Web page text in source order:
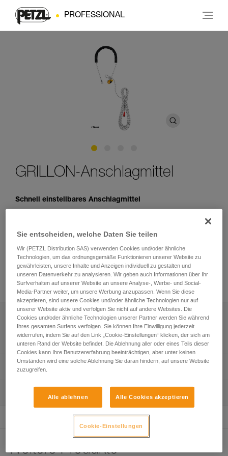
PROFESSIONAL
GRILLON-Anschlagmittel
Schnell einstellbares Anschlagmittel
schnellen Einrichten eines festen Anschlagpunktes. Die
integrierten Spannvorrichtung spielend leicht anpassen. Die
abnehmbare Schutzhülle erleichtert den Durchlauf des Seils
und schützt es vor rauen Auflagepunkten. Es ist in vier
Längen erhältlich.
Leistungsverzeichnis
Einfach zu bedienen:
- Ermöglicht die schnelle Installation einer auf eine Länge
von über zwei Metern einstellbaren Anschlageinrichtung.
- Stufenloses Einstellsystem zum einfachen Anpassen der
das Verbindungselement in der richtigen Position und
Die Schutzhülle schützt das Seil gegen Abrieb an rauen
Auflagepunkten und erleichtert den Durchlauf des Seils.
Erhältlich in vier Längen: 2, 3, 4 und 5 m. Die Länge des
Technische Spezifikationen
Material: Polyamid, Polyester, Aluminium
Zugrundeliegende Spezifikationen
Verpackung : 1
Technische Informationen
Das PDF herunterladen technical-notice GRILLON-3
Konformitätserklärung
Das PDF herunterladen UE-Declaration-L052xAXX-
Pflegeempfehlungen für Ihre Ausrüstung
Weitere Produkte
Sie entscheiden, welche Daten Sie teilen
Wir (PETZL Distribution SAS) verwenden Cookies und/oder ähnliche
Technologien, um das ordnungsgemäße Funktionieren unserer Website zu
gewährleisten, unsere Inhalte und Anzeigen individuell zu gestalten und
unseren Datenverkehr zu analysieren. Wir geben auch Informationen über Ihr
Surfverhalten auf unserer Website an unsere Analyse-, Werbe- und Social-
Media-Partner weiter, um unsere Werbung anzupassen. Wenn Sie diese
akzeptieren, sind unsere Cookies und/oder ähnliche Technologien nur auf
unserer Website aktiv und verfolgen Sie nicht auf andere Websites. Die
Cookies und/oder ähnliche Technologien unserer Partner werden Sie während
Ihres gesamten Surfens verfolgen. Sie können Ihre Einwilligung jederzeit
widerrufen, indem Sie auf den Link „Cookie-Einstellungen“ klicken, der sich am
unteren Rand der Website befindet. Die Ablehnung aller oder eines Teils dieser
Cookies kann Ihre Benutzererfahrung beeinträchtigen, aber unter keinen
Umständen wird eine solche Ablehnung Sie daran hindern, auf unsere Website
zuzugreifen.
Alle ablehnen Alle Cookies akzeptieren
Cookie-Einstellungen